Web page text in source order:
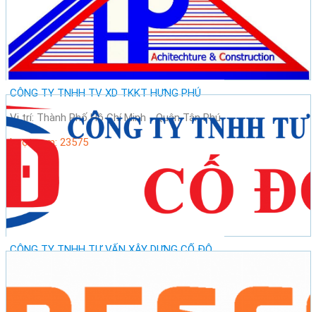
CÔNG TY TNHH TV XD TKKT HƯNG PHÚ
Vị trí: Thành Phố Hồ Chí Minh - Quận Tân Phú
Lượt xem: 23575
CÔNG TY TNHH TƯ VẤN XÂY DỰNG CỐ ĐÔ
Lượt xem: 29228